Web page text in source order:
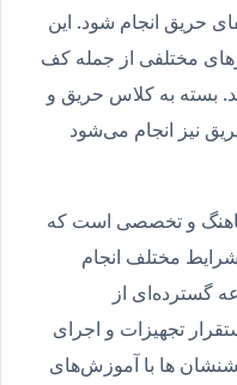
حریق انجام شود. این
مختلفی از جمله کف
بسته به کلاس حریق و
نیز انجام می‌شود
و تخصصی است که
مختلف انجام
گسترده‌ای از
تجهیزات و اجرای
ها با آموزش‌های